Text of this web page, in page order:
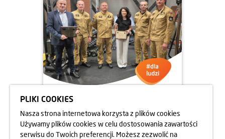
05.06.2025
DBAMY O FORMĘ STRAŻAKÓW
PLIKI COOKIES
Nasza strona internetowa korzysta z plików cookies
Używamy plików cookies w celu dostosowania zawartości
serwisu do Twoich preferencji. Możesz zezwolić na